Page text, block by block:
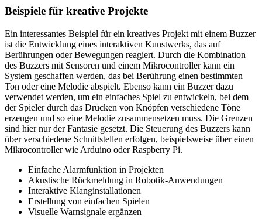
Beispiele für kreative Projekte
Ein interessantes Beispiel für ein kreatives Projekt mit einem Buzzer
ist die Entwicklung eines interaktiven Kunstwerks, das auf
Berührungen oder Bewegungen reagiert. Durch die Kombination
des Buzzers mit Sensoren und einem Mikrocontroller kann ein
System geschaffen werden, das bei Berührung einen bestimmten
Ton oder eine Melodie abspielt. Ebenso kann ein Buzzer dazu
verwendet werden, um ein einfaches Spiel zu entwickeln, bei dem
der Spieler durch das Drücken von Knöpfen verschiedene Töne
erzeugen und so eine Melodie zusammensetzen muss. Die Grenzen
sind hier nur der Fantasie gesetzt. Die Steuerung des Buzzers kann
über verschiedene Schnittstellen erfolgen, beispielsweise über einen
Mikrocontroller wie Arduino oder Raspberry Pi.
Einfache Alarmfunktion in Projekten
Akustische Rückmeldung in Robotik-Anwendungen
Interaktive Klanginstallationen
Erstellung von einfachen Spielen
Visuelle Warnsignale ergänzen